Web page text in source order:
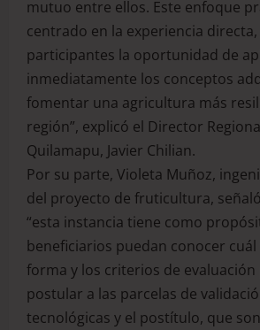
mutuo entre ellos. Este enfoque
centrado en la experiencia
participantes la oportunidad de
inmediatamente los conceptos
fomentar una agricultura más
región”, explicó el Director
Quilamapu, Javier Chilian.
Por su parte, Violeta Muñoz,
del proyecto de fruticultura,
“esta instancia tiene como
beneficiarios puedan conocer cuál
forma y los criterios de
postular a las parcelas de
tecnológicas y el postítulo, que